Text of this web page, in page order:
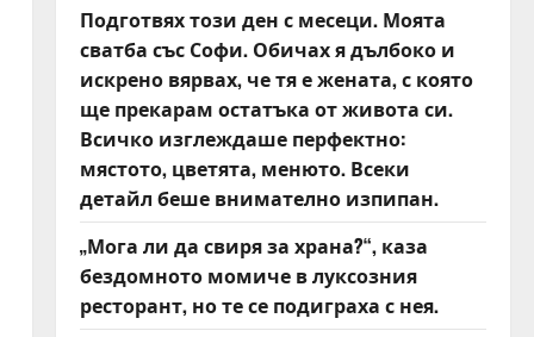
Подготвях този ден с месеци. Моята
сватба със Софи. Обичах я дълбоко и
искрено вярвах, че тя е жената, с която
ще прекарам остатъка от живота си.
Всичко изглеждаше перфектно:
мястото, цветята, менюто. Всеки
детайл беше внимателно изпипан.
„Мога ли да свиря за храна?“, каза
бездомното момиче в луксозния
ресторант, но те се подиграха с нея.